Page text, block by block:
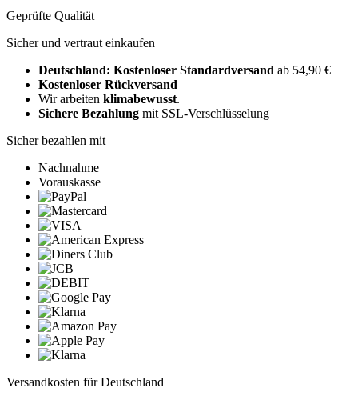
Geprüfte Qualität
Sicher und vertraut einkaufen
Deutschland: Kostenloser Standardversand ab 54,90 €
Kostenloser Rückversand
Wir arbeiten klimabewusst.
Sichere Bezahlung mit SSL-Verschlüsselung
Sicher bezahlen mit
Nachnahme
Vorauskasse
Versandkosten für Deutschland